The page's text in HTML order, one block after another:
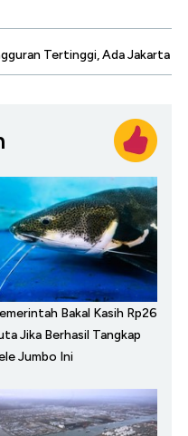
Tertinggi, Ada Jakarta
Bakal Kasih Rp26
Jika Berhasil Tangkap
Jumbo Ini